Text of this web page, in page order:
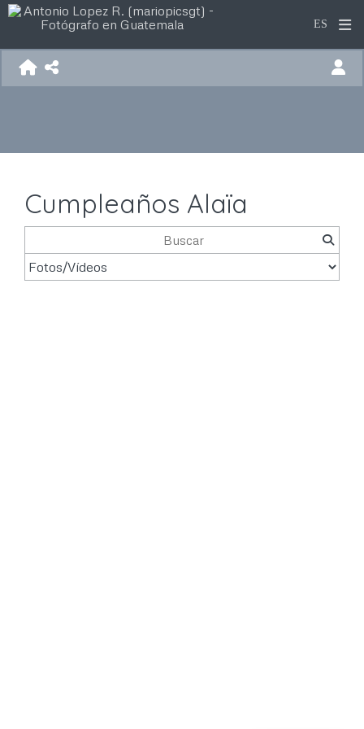
Cumpleaños Alaïa